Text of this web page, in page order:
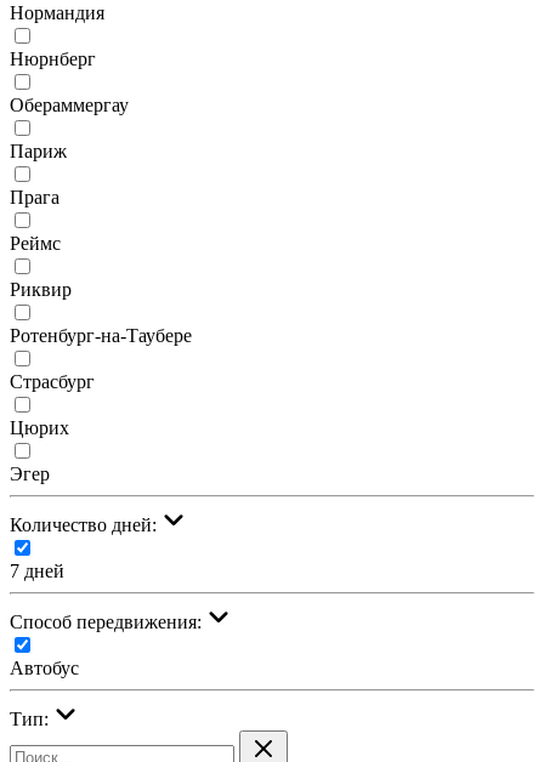
Нормандия
Нюрнберг
Обераммергау
Париж
Прага
Реймс
Риквир
Ротенбург-на-Таубере
Страсбург
Цюрих
Эгер
Количество дней:
7 дней
Cпособ передвижения:
Автобус
Тип: